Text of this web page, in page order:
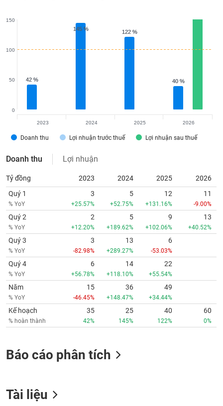
42 %
42 %
145 %
145 % 122 %
122 %
40 %
40 %
Doanh thu Lợi nhuận trước thuế Lợi nhuận sau thuế
0
50
100
150
2023 2024 2025 2026
Doanh thu Lợi nhuận
Tỷ đồng 2023 2024 2025
2026
Quý 1
% YoY
3
+25.57%
5
+52.75%
12
+131.16%
11
-9.00%
Quý 2
% YoY
2
+12.20%
5
+189.62%
9
+102.06%
13
+40.52%
Quý 3
% YoY
3
-82.98%
13
+289.27%
6
-53.03%
Quý 4
% YoY
6
+56.78%
14
+118.10%
22
+55.54%
Năm
% YoY
15
-46.45%
36
+148.47%
49
+34.44%
Kế hoạch
% hoàn thành
35
42%
25
145%
40
122%
60
0%
Báo cáo phân tích
Tài liệu